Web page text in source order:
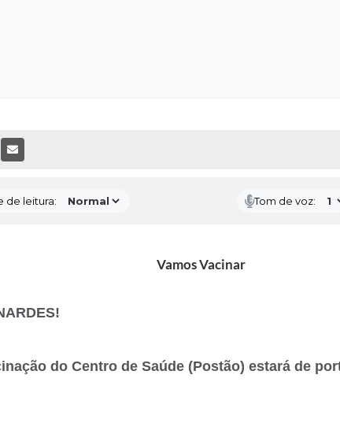
MÍDIAS
de leitura: Tom de voz:
Vamos Vacinar
do Centro de Saúde (Postão) estará de